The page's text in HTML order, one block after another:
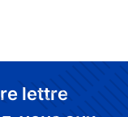
lettre